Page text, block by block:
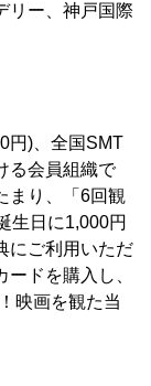
リー、神戸国際
円)、全国SMT
る会員組織で
まり、「6回観
生日に1,000円
にご利用いただ
ドを購入し、
映画を観た当